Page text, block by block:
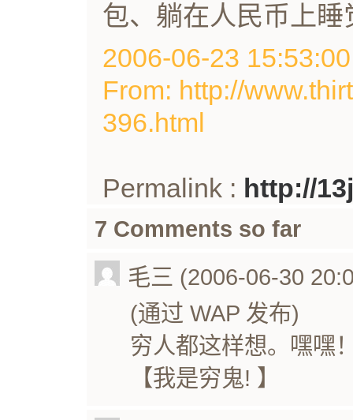
包、躺在人民币上睡
2006-06-23
From: http://
396.html
Permalink : http://
7 Comments so far
毛三 (2006-06-30
(通过 WAP 发布)
穷人都这样想。嘿嘿
【我是穷鬼! 】